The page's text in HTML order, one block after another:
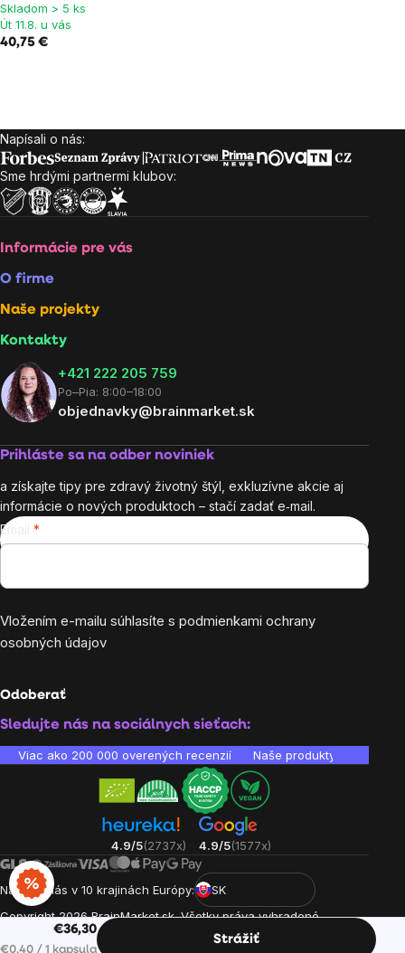
€36,30
Jednotková cena:
€0,40 / 1 kapsula
Strážiť
Skladom > 5 ks
Út 11.8. u vás
40,75 €
Zápätie
Napísali o nás:
Sme hrdými partnermi klubov:
Informácie pre vás
O firme
Naše projekty
Kontakty
+421 222 205 759
Po–Pia: 8:00–18:00
objednavky@brainmarket.sk
Prihláste sa na odber noviniek
a získajte tipy pre zdravý životný štýl, exkluzívne akcie aj
informácie o nových produktoch – stačí zadať e‑mail.
Email
Vložením e-mailu súhlasíte s podmienkami ochrany
osobných údajov
Odoberať
Sledujte nás na sociálnych sieťach:
Viac ako 200 000 overených recenzií Naše produkty sú
4.9/5(2737x) 4.9/5(1577x)
Nájdete nás v 10 krajinách Európy:
SK
Copyright2026BrainMarket.sk. Všetky práva vyhradené.
Zásady spracovania osobných údajovObchodné podmienky